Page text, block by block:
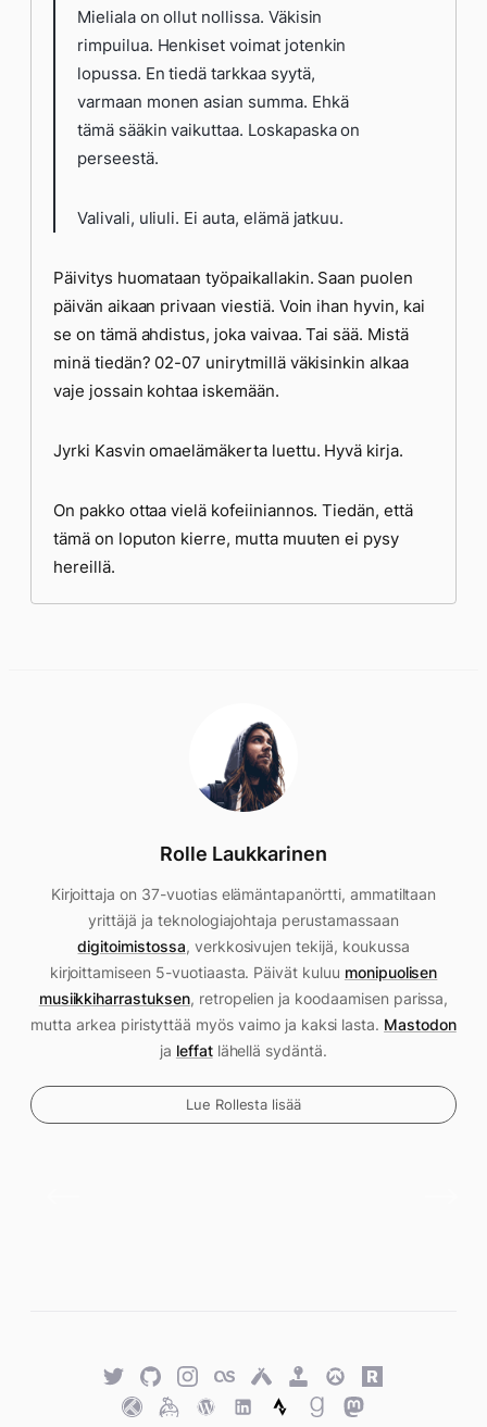
Mieliala on ollut nollissa. Väkisin
rimpuilua. Henkiset voimat jotenkin
lopussa. En tiedä tarkkaa syytä,
varmaan monen asian summa. Ehkä
tämä sääkin vaikuttaa. Loskapaska on
perseestä.
Valivali, uliuli. Ei auta, elämä jatkuu.
Päivitys huomataan työpaikallakin. Saan puolen
päivän aikaan privaan viestiä. Voin ihan hyvin, kai
se on tämä ahdistus, joka vaivaa. Tai sää. Mistä
minä tiedän? 02-07 unirytmillä väkisinkin alkaa
vaje jossain kohtaa iskemään.
Jyrki Kasvin omaelämäkerta luettu. Hyvä kirja.
On pakko ottaa vielä kofeiiniannos. Tiedän, että
tämä on loputon kierre, mutta muuten ei pysy
hereillä.
Rolle Laukkarinen
Kirjoittaja on 37-vuotias elämäntapanörtti, ammatiltaan
yrittäjä ja teknologiajohtaja perustamassaan
digitoimistossa, verkkosivujen tekijä, koukussa
kirjoittamiseen 5-vuotiaasta. Päivät kuluu monipuolisen
musiikkiharrastuksen, retropelien ja koodaamisen parissa,
mutta arkea piristyttää myös vaimo ja kaksi lasta. Mastodon
ja leffatlähellä sydäntä.
Lue Rollesta lisää
TwitterGitHubTwitterLast.fmUntappd
Retro
Achievements
Overwatch
Rawg.io
TraktKeybaseWordPress
WordPress
StravaGoodreads
Mastodon